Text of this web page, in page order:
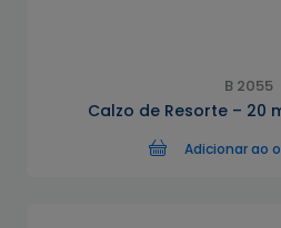
B 2055
Calzo de Resorte – 20
Adicionar ao